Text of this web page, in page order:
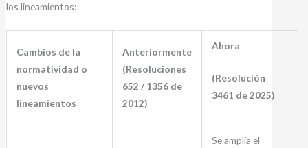
los lineamientos:
Cambios de la
normatividad o
nuevos
lineamientos
Anteriormente
(Resoluciones
652 / 1356 de
2012)
Ahora
(Resolución
3461 de 2025)
Se amplía el